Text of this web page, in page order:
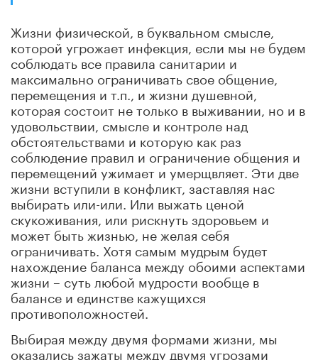
Жизни физической, в буквальном смысле,
которой угрожает инфекция, если мы не будем
соблюдать все правила санитарии и
максимально ограничивать свое общение,
перемещения и т.п., и жизни душевной,
которая состоит не только в выживании, но и в
удовольствии, смысле и контроле над
обстоятельствами и которую как раз
соблюдение правил и ограничение общения и
перемещений ужимает и умерщвляет. Эти две
жизни вступили в конфликт, заставляя нас
выбирать или-или. Или выжать ценой
скукоживания, или рискнуть здоровьем и
может быть жизнью, не желая себя
ограничивать. Хотя самым мудрым будет
нахождение баланса между обоими аспектами
жизни – суть любой мудрости вообще в
балансе и единстве кажущихся
противоположностей.
Выбирая между двумя формами жизни, мы
оказались зажаты между двумя угрозами